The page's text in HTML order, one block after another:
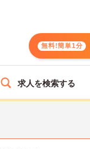
無料!簡単1分
求人を検索する